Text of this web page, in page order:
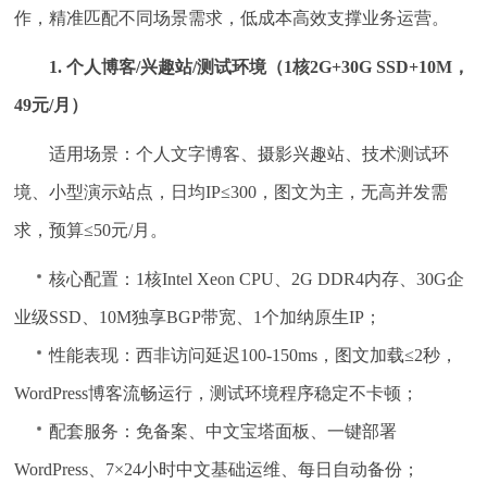
作，精准匹配不同场景需求，低成本高效支撑业务运营。
1. 个人博客/兴趣站/测试环境（1核2G+30G SSD+10M，
49元/月）
适用场景：个人文字博客、摄影兴趣站、技术测试环
境、小型演示站点，日均IP≤300，图文为主，无高并发需
求，预算≤50元/月。
核心配置：1核Intel Xeon CPU、2G DDR4内存、30G企
业级SSD、10M独享BGP带宽、1个加纳原生IP；
性能表现：西非访问延迟100-150ms，图文加载≤2秒，
WordPress博客流畅运行，测试环境程序稳定不卡顿；
配套服务：免备案、中文宝塔面板、一键部署
WordPress、7×24小时中文基础运维、每日自动备份；